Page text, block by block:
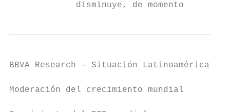
             disminuye, de momento
BBVA Research - Situación Latinoamérica
Moderación del crecimiento mundial